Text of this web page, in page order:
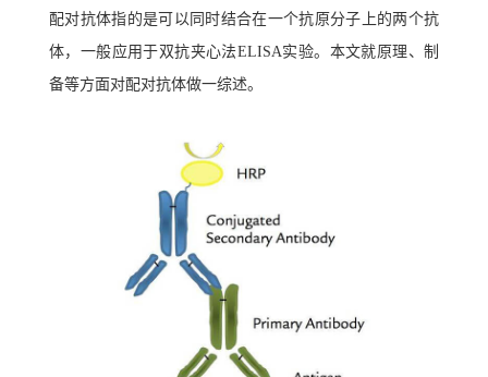
配对抗体指的是可以同时结合在一个抗原分子上的两个抗
体，一般应用于双抗夹心法ELISA实验。本文就原理、制
备等方面对配对抗体做一综述。